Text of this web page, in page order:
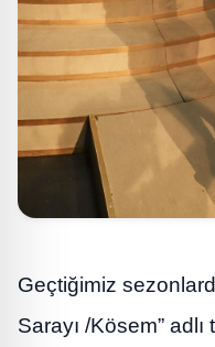
Geçtiğimiz
Sarayı /Kösem”